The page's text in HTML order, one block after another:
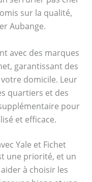
sur la qualité,
Aubange.
avec des marques
garantissant des
domicile. Leur
quartiers et des
pour
et efficace.
Yale et Fichet
une priorité, et un
à choisir les